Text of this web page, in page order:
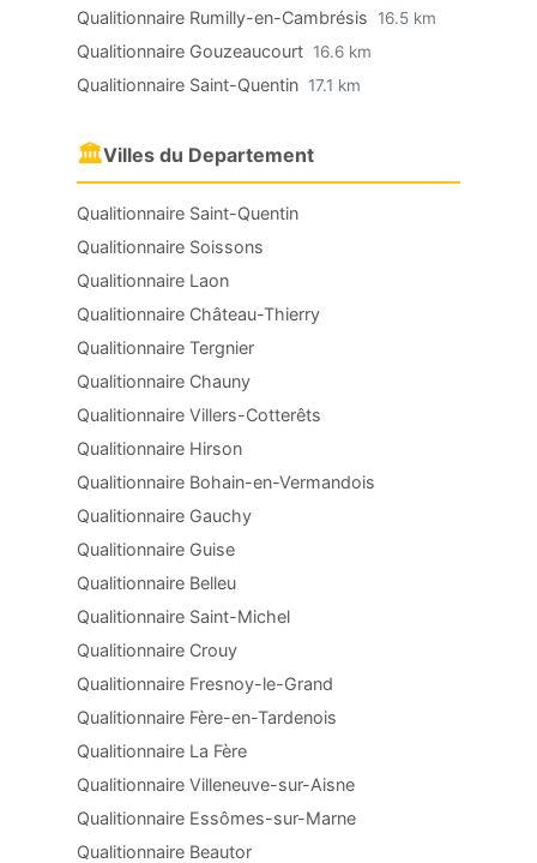
Qualitionnaire Rumilly-en-Cambrésis 16.5 km
Qualitionnaire Gouzeaucourt 16.6 km
Qualitionnaire Saint-Quentin 17.1 km
🏛Villes du Departement
Qualitionnaire Saint-Quentin
Qualitionnaire Soissons
Qualitionnaire Laon
Qualitionnaire Château-Thierry
Qualitionnaire Tergnier
Qualitionnaire Chauny
Qualitionnaire Villers-Cotterêts
Qualitionnaire Hirson
Qualitionnaire Bohain-en-Vermandois
Qualitionnaire Gauchy
Qualitionnaire Guise
Qualitionnaire Belleu
Qualitionnaire Saint-Michel
Qualitionnaire Crouy
Qualitionnaire Fresnoy-le-Grand
Qualitionnaire Fère-en-Tardenois
Qualitionnaire La Fère
Qualitionnaire Villeneuve-sur-Aisne
Qualitionnaire Essômes-sur-Marne
Qualitionnaire Beautor